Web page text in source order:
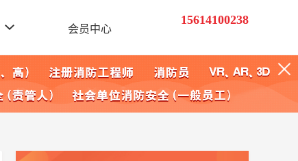
会员中心
15614100238